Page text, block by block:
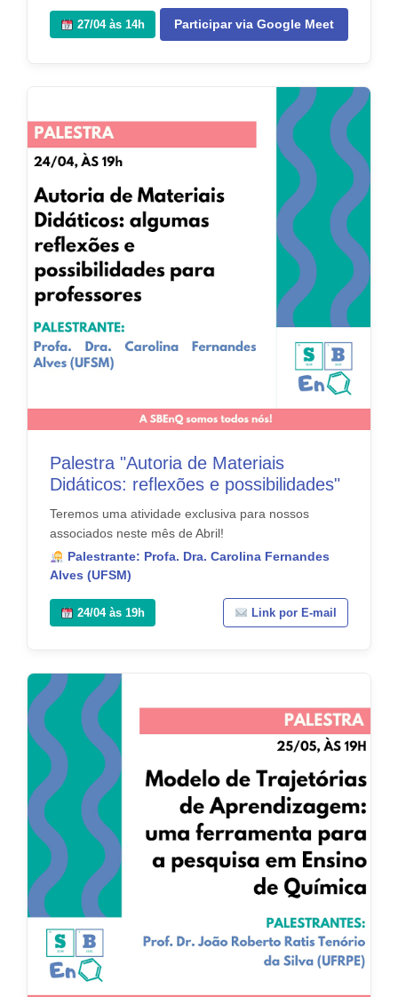
27/04 às 14h Participar via Google Meet
Palestra "Autoria de Materiais
Didáticos: reflexões e possibilidades"
Teremos uma atividade exclusiva para nossos
associados neste mês de Abril!
Palestrante: Profa. Dra. Carolina Fernandes
Alves (UFSM)
24/04 às 19h Link por E-mail